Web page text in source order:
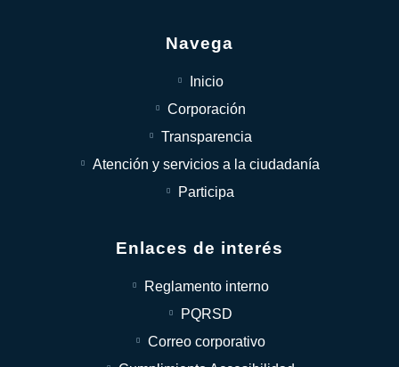
Navega
Inicio
Corporación
Transparencia
Atención y servicios a la ciudadanía
Participa
Enlaces de interés
Reglamento interno
PQRSD
Correo corporativo